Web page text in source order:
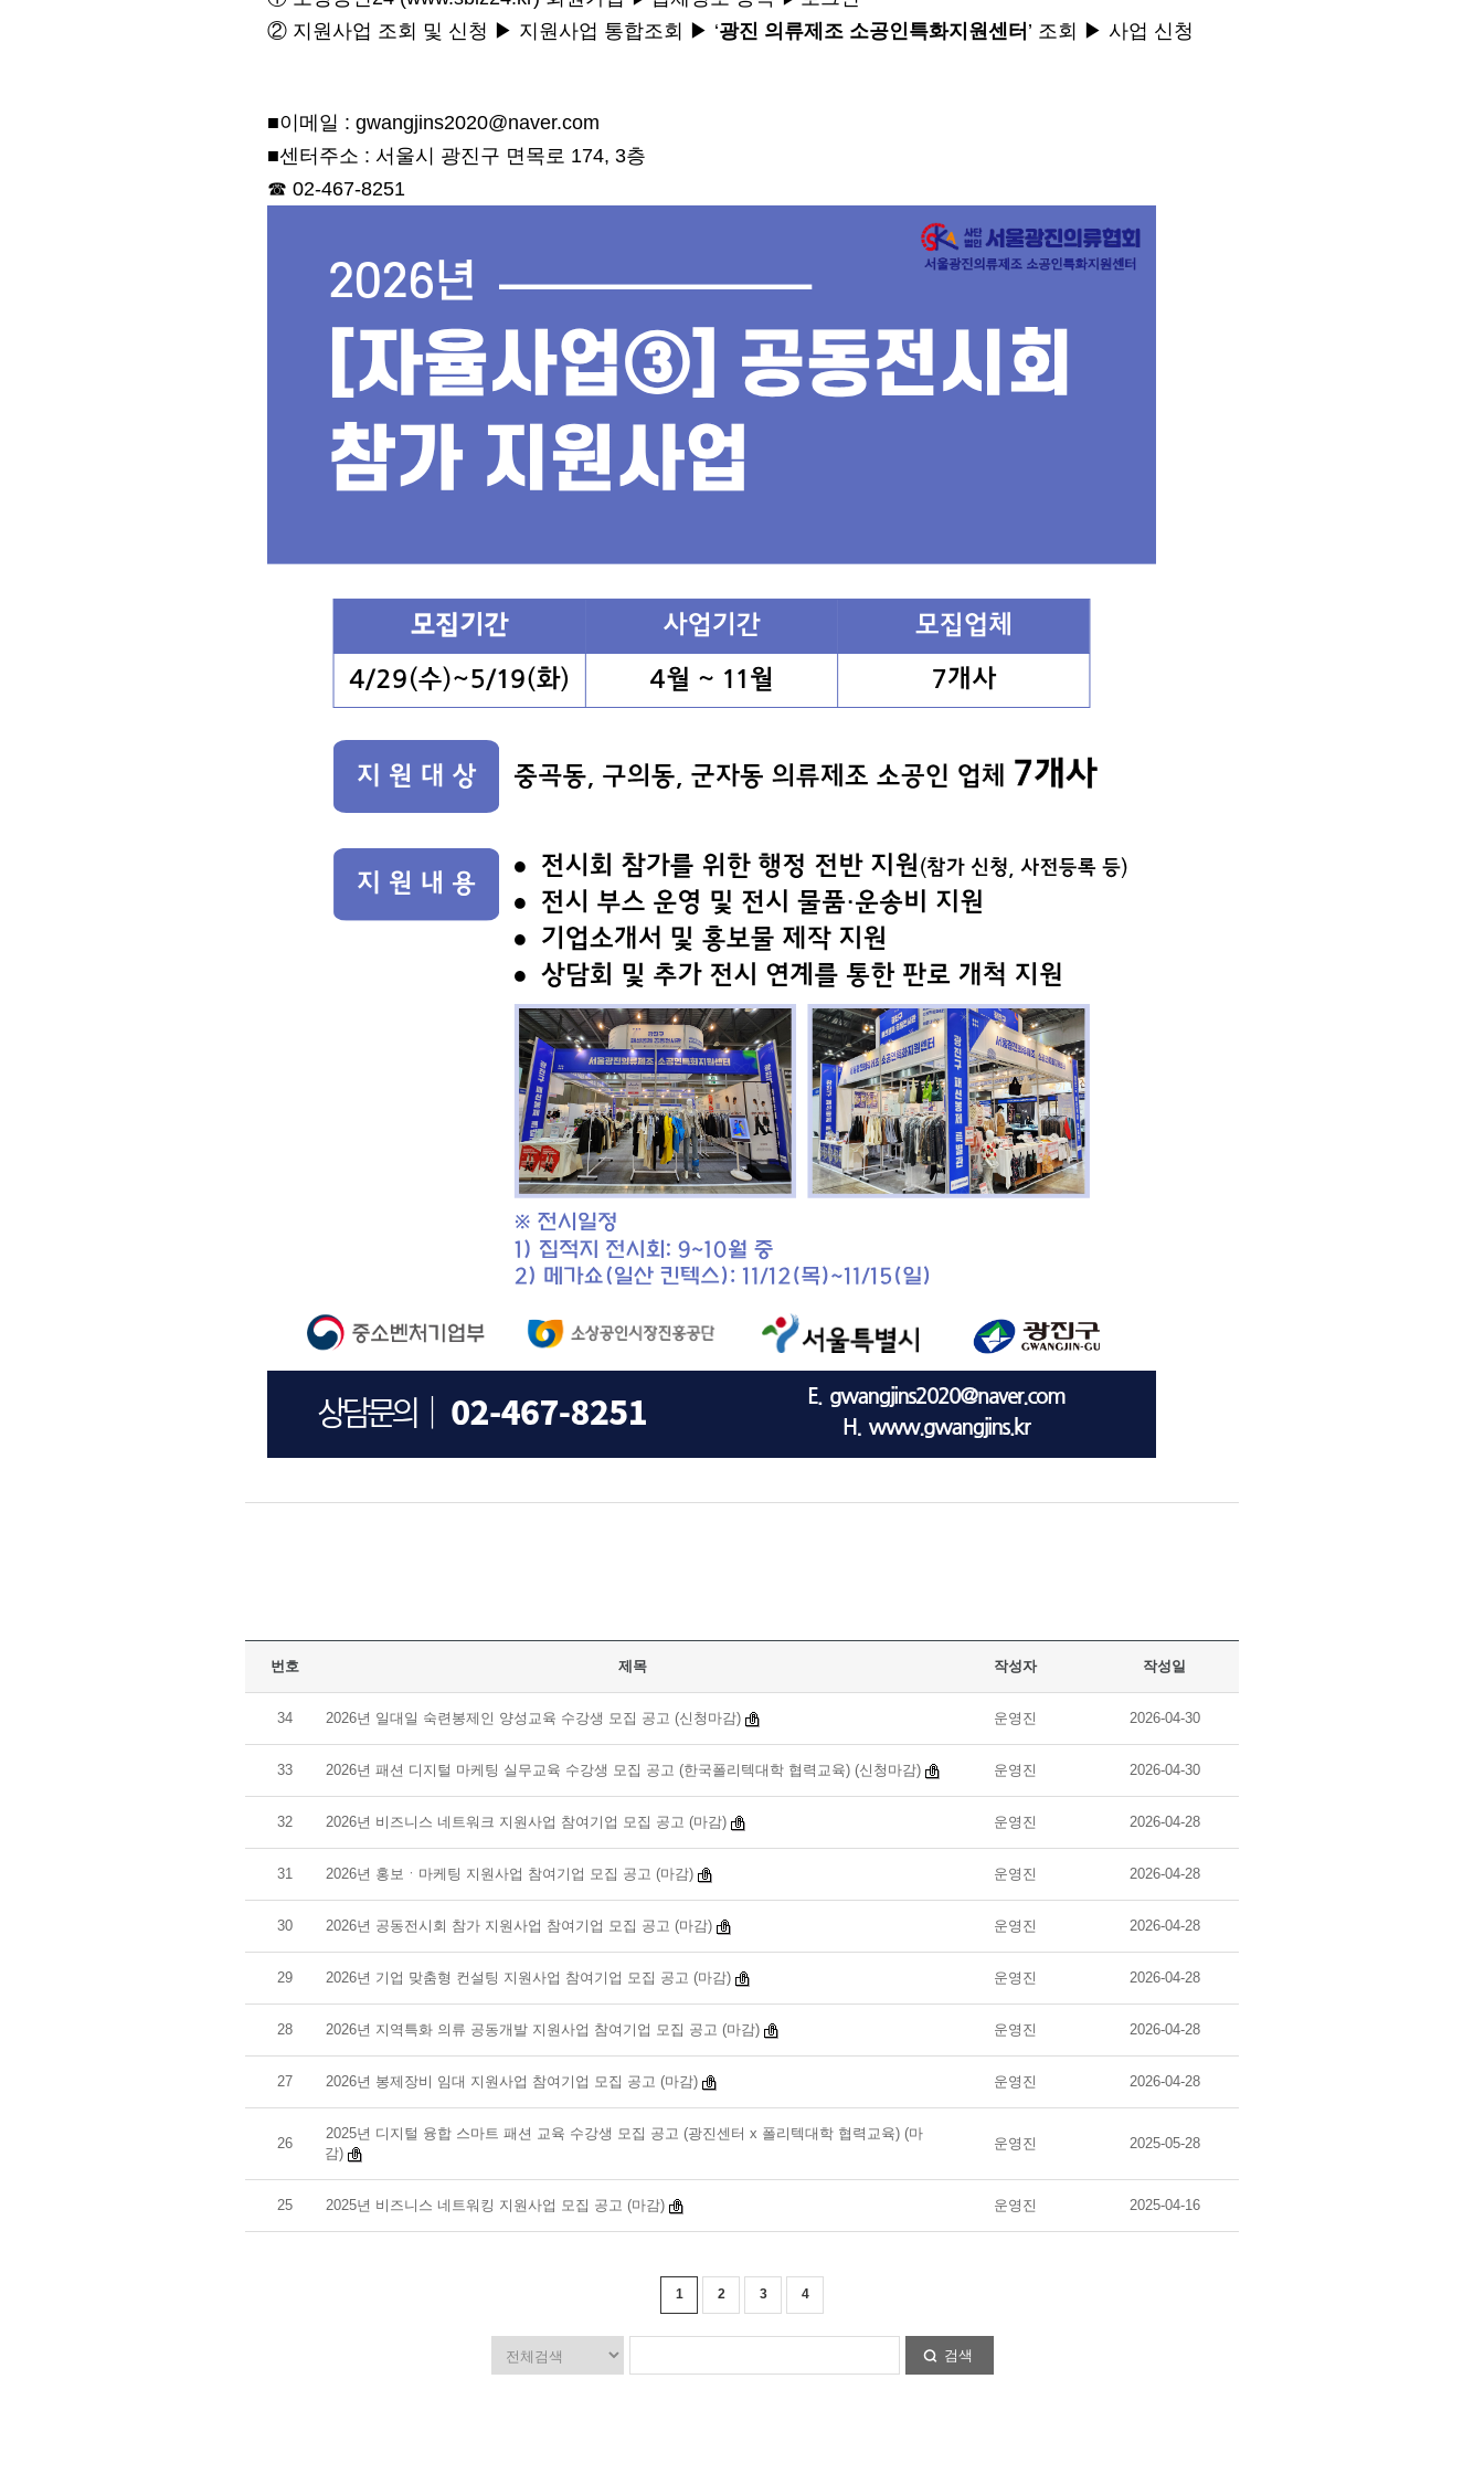
② 지원사업 조회 및 신청 ▶ 지원사업 통합조회 ▶ ‘광진 의류제조 소공인특화지원센터 ’ 조회 ▶ 사업 신청
■이메일 : gwangjins2020@naver.com
■센터주소 : 서울시 광진구 면목로 174, 3층
☎ 02-467-8251
번호 제목 작성자 작성일
34 2026년 일대일 숙련봉제인 양성교육 수강생 모집 공고 (신청마감) 운영진 2026-04-30
33 2026년 패션 디지털 마케팅 실무교육 수강생 모집 공고 (한국폴리텍대학 협력교육) (신청마감) 운영진 2026-04-30
32 2026년 비즈니스 네트워크 지원사업 참여기업 모집 공고 (마감) 운영진 2026-04-28
31 2026년 홍보ㆍ마케팅 지원사업 참여기업 모집 공고 (마감) 운영진 2026-04-28
30 2026년 공동전시회 참가 지원사업 참여기업 모집 공고 (마감) 운영진 2026-04-28
29 2026년 기업 맞춤형 컨설팅 지원사업 참여기업 모집 공고 (마감) 운영진 2026-04-28
28 2026년 지역특화 의류 공동개발 지원사업 참여기업 모집 공고 (마감) 운영진 2026-04-28
27 2026년 봉제장비 임대 지원사업 참여기업 모집 공고 (마감) 운영진 2026-04-28
26
2025년 디지털 융합 스마트 패션 교육 수강생 모집 공고 (광진센터 x 폴리텍대학 협력교육) (마
감)
운영진 2025-05-28
25 2025년 비즈니스 네트워킹 지원사업 모집 공고 (마감) 운영진 2025-04-16
1 2 3 4
검색